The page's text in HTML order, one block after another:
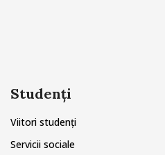
Studenți
Viitori studenți
Servicii sociale